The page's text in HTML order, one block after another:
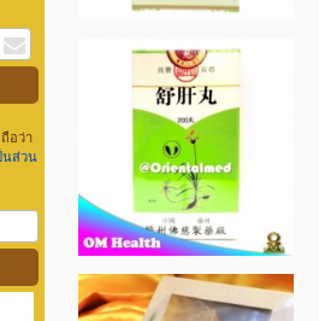
อว่า
นส่วน